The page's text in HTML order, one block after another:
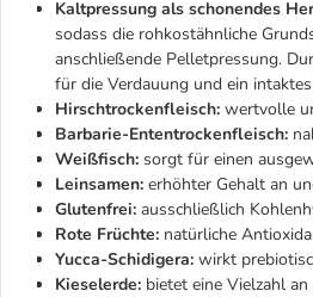
Kaltpressung als schonendes
sodass die rohkostähnliche
anschließende Pelletpressung.
für die Verdauung und ein
Hirschtrockenfleisch: wertvolle
Barbarie-Ententrockenfleisch:
Weißfisch: sorgt für einen
Leinsamen: erhöhter Gehalt an
Glutenfrei: ausschließlich
Rote Früchte: natürliche
Yucca-Schidigera: wirkt
Kieselerde: bietet eine Vielzahl